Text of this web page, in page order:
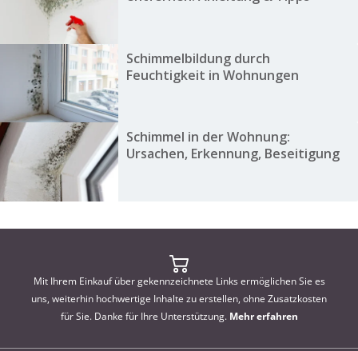
Schimmelbildung durch
Feuchtigkeit in Wohnungen
Schimmel in der Wohnung:
Ursachen, Erkennung, Beseitigung
Mit Ihrem Einkauf über gekennzeichnete Links ermöglichen Sie es
uns, weiterhin hochwertige Inhalte zu erstellen, ohne Zusatzkosten
für Sie. Danke für Ihre Unterstützung. Mehr erfahren